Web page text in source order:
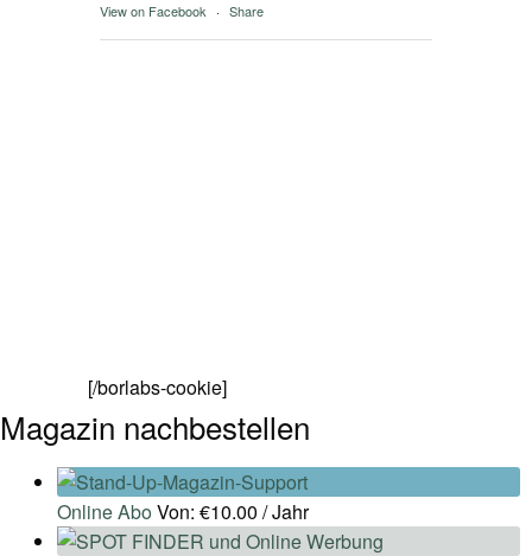
View on Facebook · Share
[/borlabs-cookie]
Magazin nachbestellen
Online AboVon: €10.00 / Jahr